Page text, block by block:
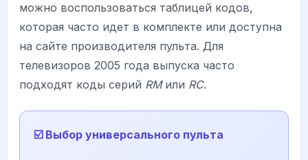
можно воспользоваться таблицей кодов,
которая часто идет в комплекте или доступна
на сайте производителя пульта. Для
телевизоров 2005 года выпуска часто
подходят коды серий RMили RC.
☑️ Выбор универсального пульта